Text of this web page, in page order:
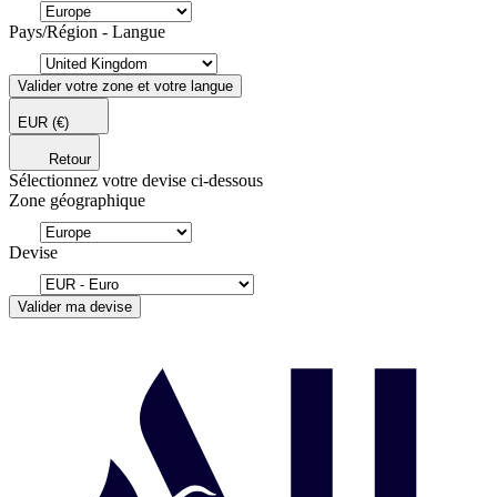
Pays/Région - Langue
Valider votre zone et votre langue
EUR (€)
Retour
Sélectionnez votre devise ci-dessous
Zone géographique
Devise
Valider ma devise